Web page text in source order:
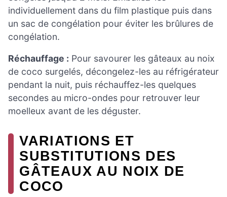
individuellement dans du film plastique puis dans
un sac de congélation pour éviter les brûlures de
congélation.
Réchauffage : Pour savourer les gâteaux au noix
de coco surgelés, décongelez-les au réfrigérateur
pendant la nuit, puis réchauffez-les quelques
secondes au micro-ondes pour retrouver leur
moelleux avant de les déguster.
VARIATIONS ET
SUBSTITUTIONS DES
GÂTEAUX AU NOIX DE
COCO